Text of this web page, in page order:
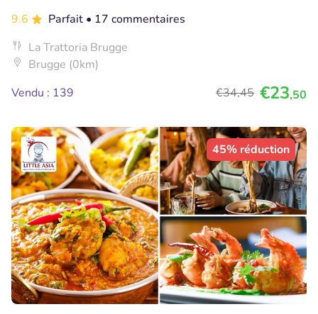
9.6
Parfait • 17 commentaires
La Trattoria Brugge
Brugge (0km)
Vendu : 139
€34,45 €23,50
45% réduction